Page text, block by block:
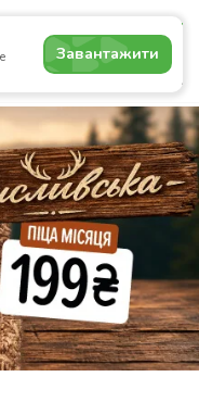
Завантажити
Бургери Комбо